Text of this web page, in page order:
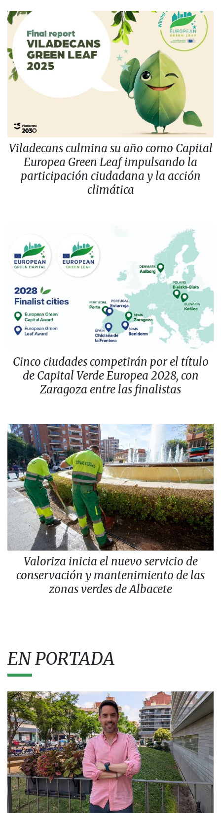
Viladecans culmina su año como Capital
Europea Green Leaf impulsando la
participación ciudadana y la acción
climática
Cinco ciudades competirán por el título
de Capital Verde Europea 2028, con
Zaragoza entre las finalistas
Valoriza inicia el nuevo servicio de
conservación y mantenimiento de las
zonas verdes de Albacete
EN PORTADA